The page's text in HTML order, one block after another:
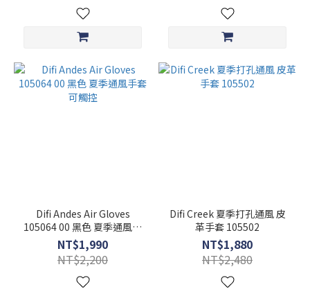
Difi Andes Air Gloves
105064 00 黑色 夏季通風手
套 可觸控
NT$1,990
NT$2,200
Difi Creek 夏季打孔通風 皮
革手套 105502
NT$1,880
NT$2,480